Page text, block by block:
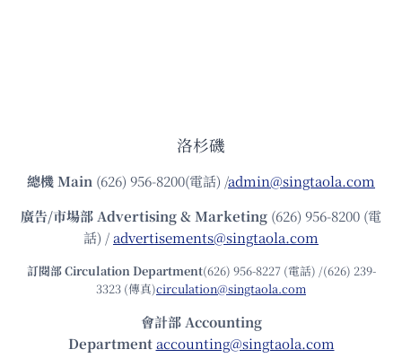
洛杉磯
總機Main (626) 956-8200(電話) /admin@singtaola.com
廣告/市場部Advertising & Marketing (626) 956-8200 (電
話) /advertisements@singtaola.com
訂閱部 Circulation Department(626) 956-8227 (電話) /(626) 239-
3323 (傳真)circulation@singtaola.com
會計部 Accounting
Department accounting@singtaola.com